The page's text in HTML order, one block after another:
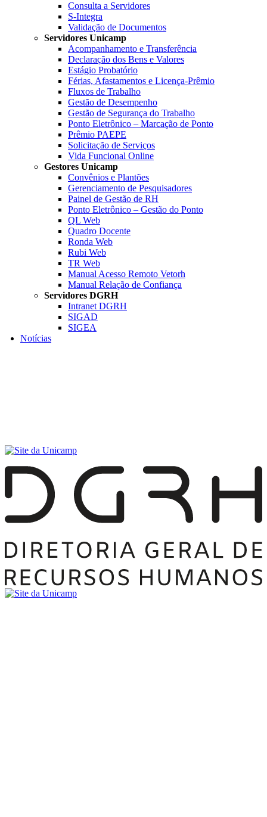
Consulta a Servidores
S-Integra
Validação de Documentos
Servidores Unicamp
Acompanhamento e Transferência
Declaração dos Bens e Valores
Estágio Probatório
Férias, Afastamentos e Licença-Prêmio
Fluxos de Trabalho
Gestão de Desempenho
Gestão de Segurança do Trabalho
Ponto Eletrônico – Marcação de Ponto
Prêmio PAEPE
Solicitação de Serviços
Vida Funcional Online
Gestores Unicamp
Convênios e Plantões
Gerenciamento de Pesquisadores
Painel de Gestão de RH
Ponto Eletrônico – Gestão do Ponto
QL Web
Quadro Docente
Ronda Web
Rubi Web
TR Web
Manual Acesso Remoto Vetorh
Manual Relação de Confiança
Servidores DGRH
Intranet DGRH
SIGAD
SIGEA
Notícias